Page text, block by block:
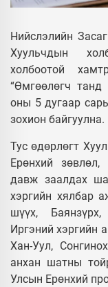
Нийслэлийн
Хуульчдын
холбоотой
“Өмгөөлөгч танд
оны 5 дугаар
зохион байгуулна.
Тус өдөрлөгт
Ерөнхий
давж заалдах
хэргийн хялбар
шүүх,
Иргэний хэргийн
Хан-Уул,
анхан шатны
Улсын Ерөнхий